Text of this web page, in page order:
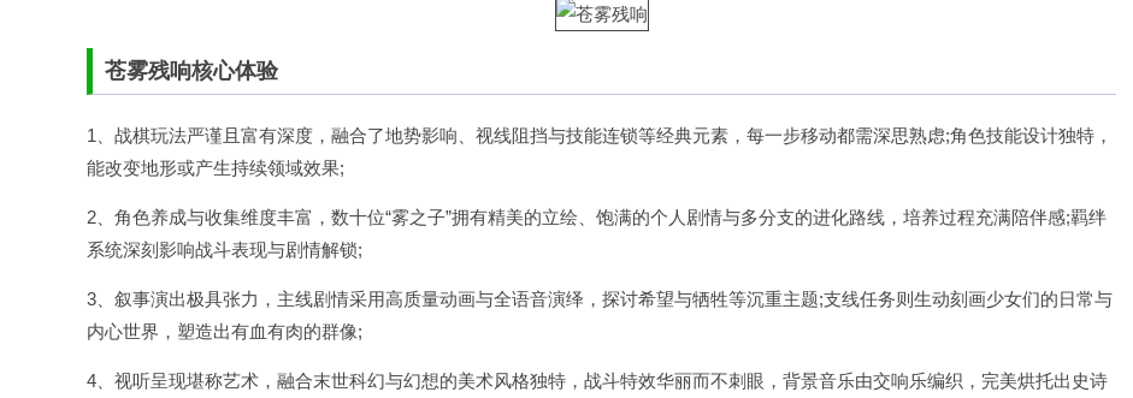
苍雾残响核心体验
1、战棋玩法严谨且富有深度，融合了地势影响、视线阻挡与技能连锁等经典元素，每一步移动都需深思熟虑;角色技能设计独特，
能改变地形或产生持续领域效果;
2、角色养成与收集维度丰富，数十位“雾之子”拥有精美的立绘、饱满的个人剧情与多分支的进化路线，培养过程充满陪伴感;羁绊
系统深刻影响战斗表现与剧情解锁;
3、叙事演出极具张力，主线剧情采用高质量动画与全语音演绎，探讨希望与牺牲等沉重主题;支线任务则生动刻画少女们的日常与
内心世界，塑造出有血有肉的群像;
4、视听呈现堪称艺术，融合末世科幻与幻想的美术风格独特，战斗特效华丽而不刺眼，背景音乐由交响乐编织，完美烘托出史诗